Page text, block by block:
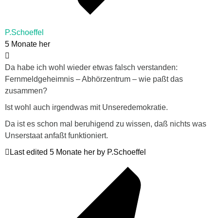
P.Schoeffel
5 Monate her
Da habe ich wohl wieder etwas falsch verstanden:
Fernmeldgeheimnis – Abhörzentrum – wie paßt das
zusammen?
Ist wohl auch irgendwas mit Unseredemokratie.
Da ist es schon mal beruhigend zu wissen, daß nichts was
Unserstaat anfaßt funktioniert.
Last edited 5 Monate her by P.Schoeffel